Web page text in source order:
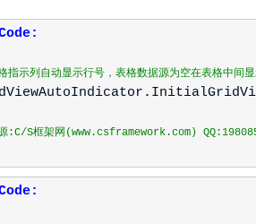
示列自动显示行号，表格数据源为空在表格中间
:C/S框架网(www.csframework.com)